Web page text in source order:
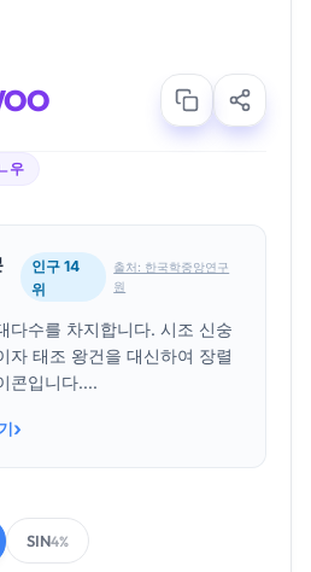
우
인구 14
위
출처: 한국학중앙연구
원
다수를 차지합니다. 시조 신숭
자 태조 왕건을 대신하여 장렬
콘입니다....
›
SIN4%